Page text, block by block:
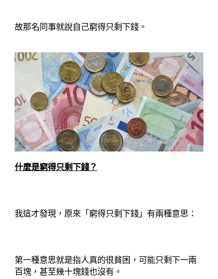
故那名同事就說自己窮得只剩下錢。
什麼是窮得只剩下錢？
我這才發現，原來「窮得只剩下錢」有兩種意思：
第一種意思就是指人真的很貧困，可能只剩下一兩
百塊，甚至幾十塊錢也沒有。